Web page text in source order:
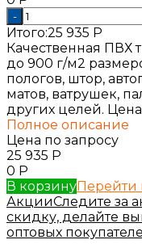
-
Итого:25 935 Р
Качественная ПВХ
до 900 г/м2
пологов, штор,
матов, ватрушек,
других целей. Цена
Полное описание
Цена по запросу
25 935 Р
0 Р
В корзинуПерейти
АкцииСледите за
скидку, делайте
оптовых